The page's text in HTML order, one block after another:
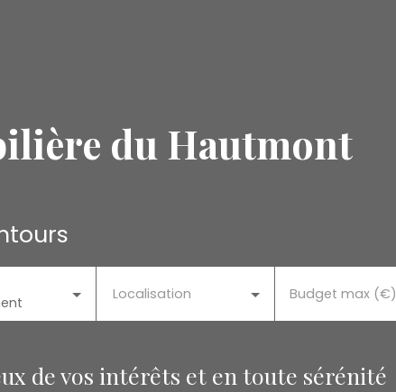
du Hautmont
Localisation Budget max (€)
de vos intérêts et en toute sérénité